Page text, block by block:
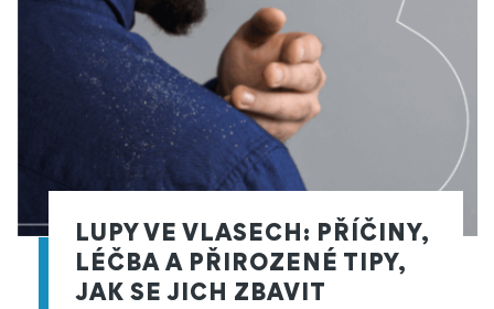
LUPY VE VLASECH: PŘÍČINY,
LÉČBA A PŘIROZENÉ TIPY,
JAK SE JICH ZBAVIT